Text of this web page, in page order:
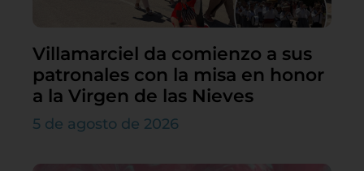
Villamarciel da comienzo a sus
patronales con la misa en honor
a la Virgen de las Nieves
5 de agosto de 2026